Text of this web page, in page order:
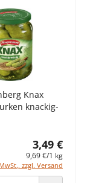
Knax
knackig-
3,49 €
9,69 €/1 kg
zzgl. Versand